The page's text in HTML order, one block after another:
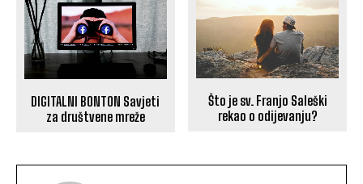
DIGITALNI BONTON Savjeti
za društvene mreže
Što je sv. Franjo Saleški
rekao o odijevanju?